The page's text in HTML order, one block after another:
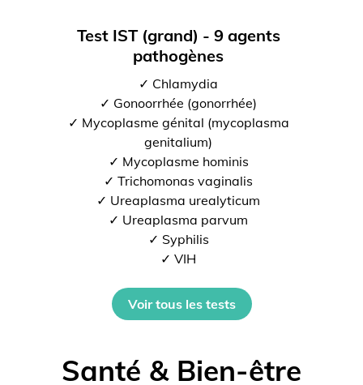
Test IST (grand) - 9 agents
pathogènes
✓ Chlamydia
✓ Gonoorrhée (gonorrhée)
✓ Mycoplasme génital (mycoplasma
genitalium)
✓ Mycoplasme hominis
✓ Trichomonas vaginalis
✓ Ureaplasma urealyticum
✓ Ureaplasma parvum
✓ Syphilis
✓ VIH
Voir tous les tests
Santé & Bien-être